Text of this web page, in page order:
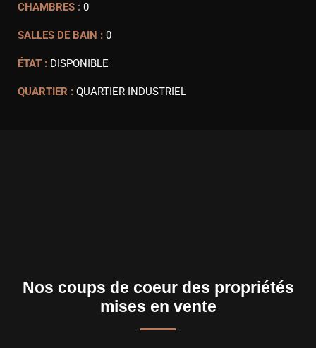
CHAMBRES : 0
SALLES DE BAIN : 0
ÉTAT : DISPONIBLE
QUARTIER : QUARTIER INDUSTRIEL
Nos coups de coeur des propriétés
mises en vente